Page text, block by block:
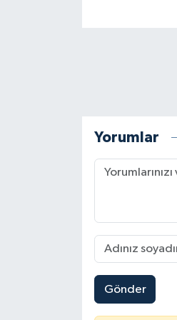
Yorumlar
Gönder